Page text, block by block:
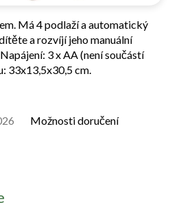
Možnosti doručení
Má 4 podlaží a automatický
a rozvíjí jeho manuální
3 x AA (není součástí
33x13,5x30,5 cm.